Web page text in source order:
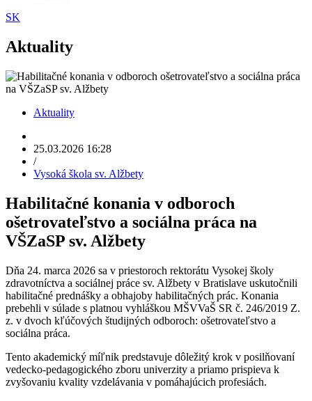
SK
Aktuality
Aktuality
25.03.2026 16:28
/
Vysoká škola sv. Alžbety
Habilitačné konania v odboroch
ošetrovateľstvo a sociálna práca na
VŠZaSP sv. Alžbety
Dňa 24. marca 2026 sa v priestoroch rektorátu Vysokej školy
zdravotníctva a sociálnej práce sv. Alžbety v Bratislave uskutočnili
habilitačné prednášky a obhajoby habilitačných prác. Konania
prebehli v súlade s platnou vyhláškou MŠVVaŠ SR č. 246/2019 Z.
z. v dvoch kľúčových študijných odboroch: ošetrovateľstvo a
sociálna práca.
Tento akademický míľnik predstavuje dôležitý krok v posilňovaní
vedecko-pedagogického zboru univerzity a priamo prispieva k
zvyšovaniu kvality vzdelávania v pomáhajúcich profesiách.